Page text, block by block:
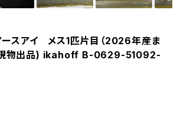
スアイ メス1匹片目（2026年産ま
現物出品) ikahoff B-0629-51092-